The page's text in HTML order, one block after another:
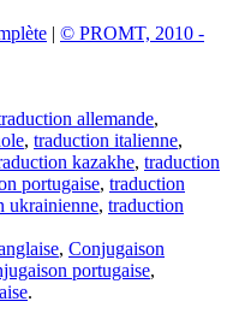
| © PROMT, 2010 -
allemande,
, traduction italienne,
kazakhe, traduction
portugaise, traduction
ukrainienne, traduction
, Conjugaison
portugaise,
.